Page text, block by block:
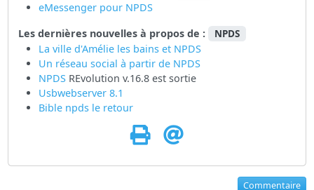
eMessenger pour NPDS
Les dernières nouvelles à propos de :
NPDS
La ville d'Amélie les bains et NPDS
Un réseau social à partir de NPDS
NPDSREvolution v.16.8 est sortie
Usbwebserver 8.1
Bible npds le retour
Commentaire